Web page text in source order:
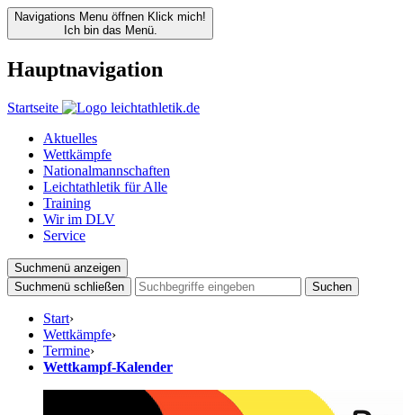
Navigations Menu öffnen Klick mich!
Ich bin das Menü.
Hauptnavigation
Startseite
Aktuelles
Wettkämpfe
Nationalmannschaften
Leichtathletik für Alle
Training
Wir im DLV
Service
Suchmenü anzeigen
Suchmenü schließen
Suchen
Start›
Wettkämpfe›
Termine›
Wettkampf-Kalender